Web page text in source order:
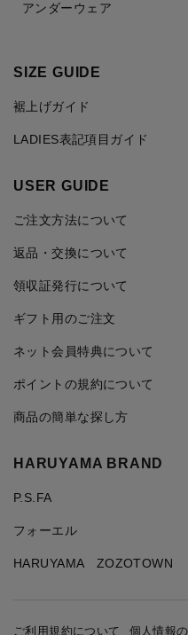
アンダーウェア
SIZE GUIDE
裾上げガイド
LADIES表記項目ガイド
USER GUIDE
ご注文方法について
返品・交換について
領収証発行について
ギフト用のご注文
ネット会員特典について
ポイントの規約について
商品の簡単な探し方
HARUYAMA BRAND
P.S.FA
フォーエル
HARUYAMA ZOZOTOWN
ご利用規約について 個人情報